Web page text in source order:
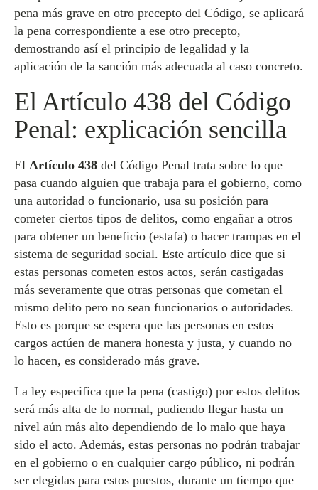
pena más grave en otro precepto del Código, se aplicará
la pena correspondiente a ese otro precepto,
demostrando así el principio de legalidad y la
aplicación de la sanción más adecuada al caso concreto.
El Artículo 438 del Código
Penal: explicación sencilla
El Artículo 438 del Código Penal trata sobre lo que
pasa cuando alguien que trabaja para el gobierno, como
una autoridad o funcionario, usa su posición para
cometer ciertos tipos de delitos, como engañar a otros
para obtener un beneficio (estafa) o hacer trampas en el
sistema de seguridad social. Este artículo dice que si
estas personas cometen estos actos, serán castigadas
más severamente que otras personas que cometan el
mismo delito pero no sean funcionarios o autoridades.
Esto es porque se espera que las personas en estos
cargos actúen de manera honesta y justa, y cuando no
lo hacen, es considerado más grave.
La ley especifica que la pena (castigo) por estos delitos
será más alta de lo normal, pudiendo llegar hasta un
nivel aún más alto dependiendo de lo malo que haya
sido el acto. Además, estas personas no podrán trabajar
en el gobierno o en cualquier cargo público, ni podrán
ser elegidas para estos puestos, durante un tiempo que